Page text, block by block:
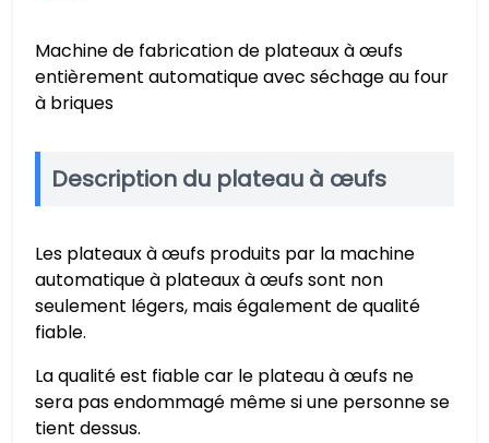
Machine de fabrication de plateaux à œufs
entièrement automatique avec séchage au four
à briques
Description du plateau à œufs
Les plateaux à œufs produits par la machine
automatique à plateaux à œufs sont non
seulement légers, mais également de qualité
fiable.
La qualité est fiable car le plateau à œufs ne
sera pas endommagé même si une personne se
tient dessus.